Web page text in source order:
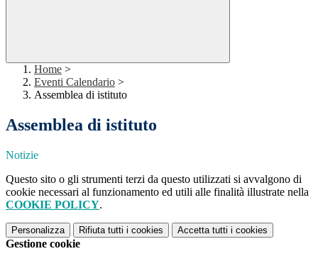
Home >
Eventi Calendario >
Assemblea di istituto
Assemblea di istituto
Notizie
Questo sito o gli strumenti terzi da questo utilizzati si avvalgono di
cookie necessari al funzionamento ed utili alle finalità illustrate nella
COOKIE POLICY.
Personalizza Rifiuta tutti i cookies Accetta tutti i cookies
Gestione cookie